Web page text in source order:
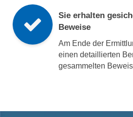
Sie erhalten
Beweise
Am Ende der
einen detaillierten
gesammelten